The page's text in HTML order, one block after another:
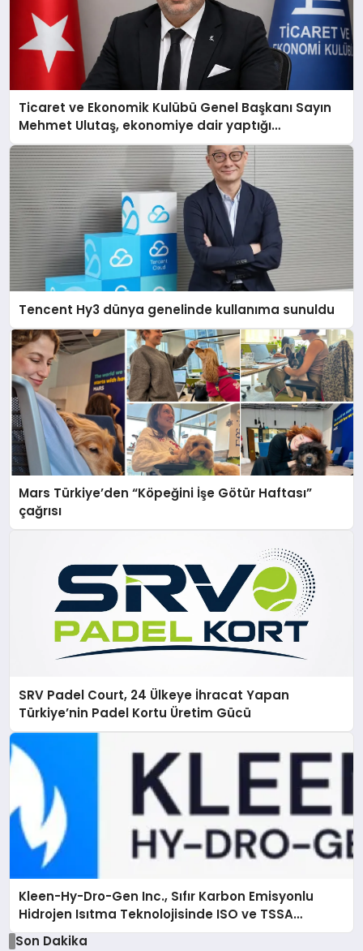
Ticaret ve Ekonomik Kulübü Genel Başkanı Sayın
Mehmet Ulutaş, ekonomiye dair yaptığı
açıklamada şunları kaydetti:
Tencent Hy3 dünya genelinde kullanıma sunuldu
Mars Türkiye’den “Köpeğini İşe Götür Haftası”
çağrısı
SRV Padel Court, 24 Ülkeye İhracat Yapan
Türkiye’nin Padel Kortu Üretim Gücü
Kleen-Hy-Dro-Gen Inc., Sıfır Karbon Emisyonlu
Hidrojen Isıtma Teknolojisinde ISO ve TSSA
Düzenleyici Onaylarını Aldı
Son Dakika